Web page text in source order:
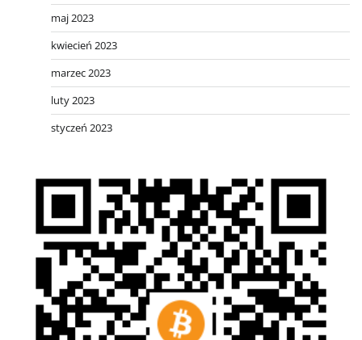
maj 2023
kwiecień 2023
marzec 2023
luty 2023
styczeń 2023